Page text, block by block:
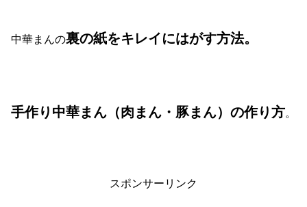
中華まんの裏の紙をキレイにはがす方法。
手作り中華まん（肉まん・豚まん）の作り方。
スポンサーリンク